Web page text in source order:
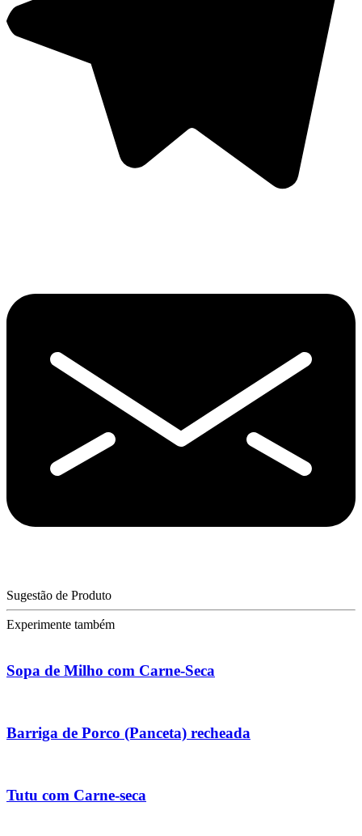
Sugestão de Produto
Experimente também
Sopa de Milho com Carne-Seca
Barriga de Porco (Panceta) recheada
Tutu com Carne-seca